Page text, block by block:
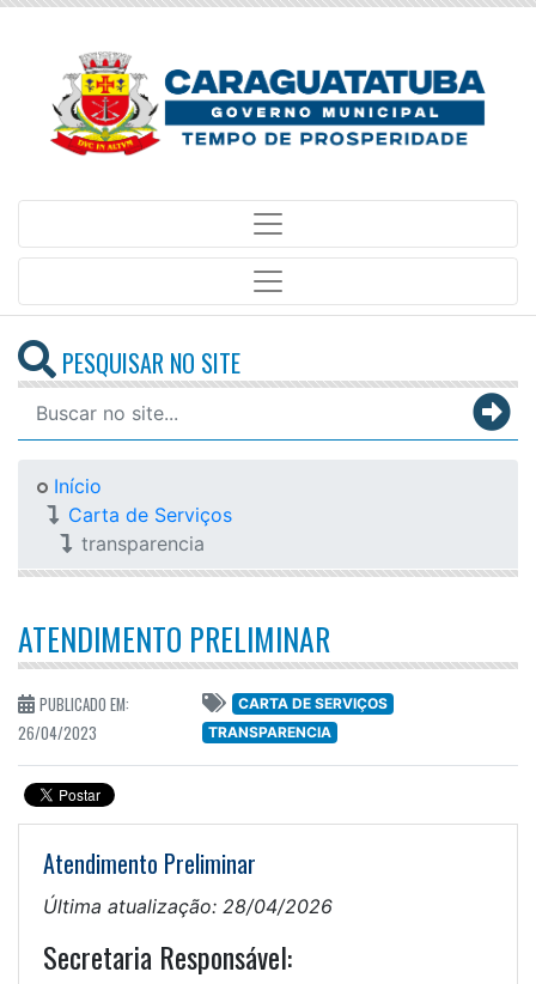
PESQUISAR NO SITE
Início
Carta de Serviços
transparencia
ATENDIMENTO PRELIMINAR
PUBLICADO EM:
26/04/2023
CARTA DE SERVIÇOS
TRANSPARENCIA
Atendimento Preliminar
Última atualização: 28/04/2026
Secretaria Responsável: